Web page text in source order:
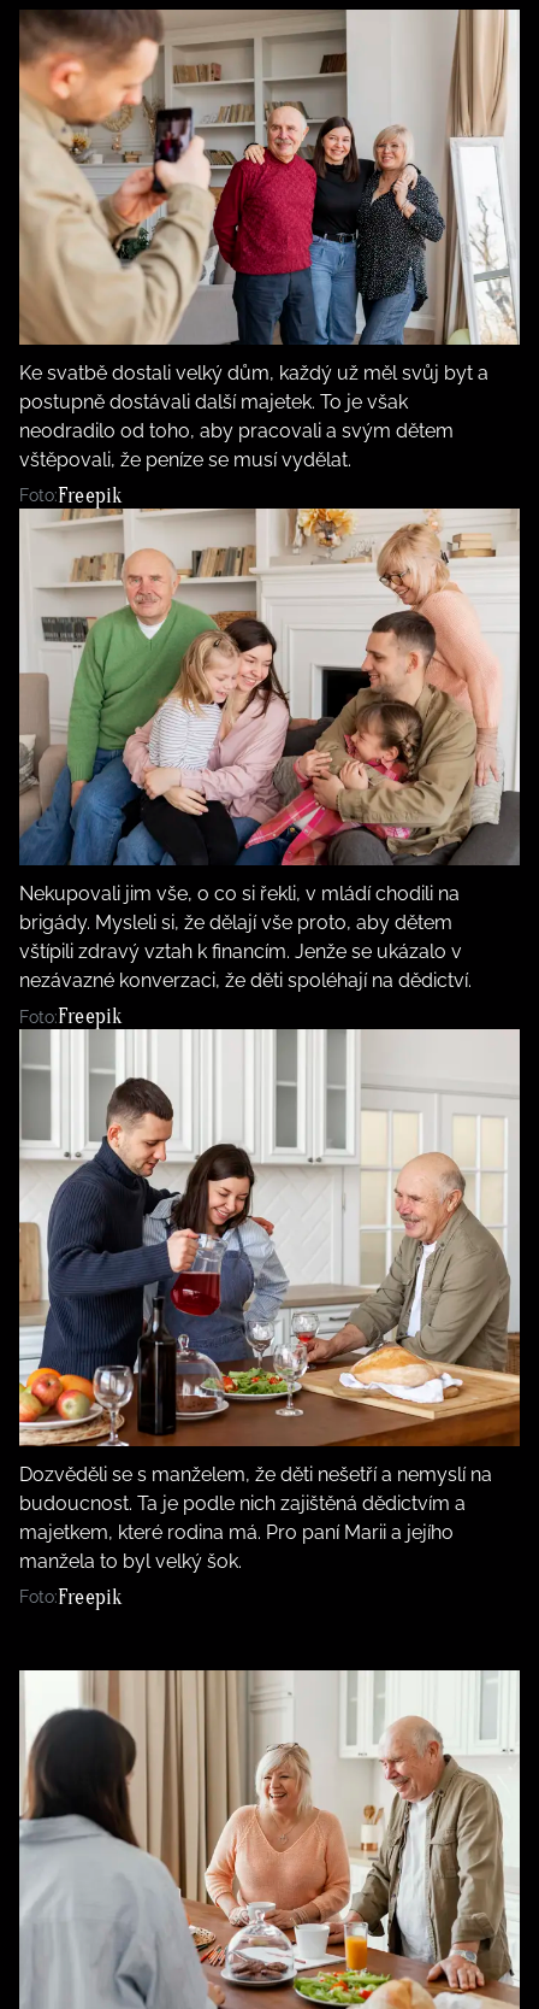
Ke svatbě dostali velký dům, každý už měl svůj byt a
postupně dostávali další majetek. To je však
neodradilo od toho, aby pracovali a svým dětem
vštěpovali, že peníze se musí vydělat.
Foto:Freepik
Nekupovali jim vše, o co si řekli, v mládí chodili na
brigády. Mysleli si, že dělají vše proto, aby dětem
vštípili zdravý vztah k financím. Jenže se ukázalo v
nezávazné konverzaci, že děti spoléhají na dědictví.
Foto:Freepik
Dozvěděli se s manželem, že děti nešetří a nemyslí na
budoucnost. Ta je podle nich zajištěná dědictvím a
majetkem, které rodina má. Pro paní Marii a jejího
manžela to byl velký šok.
Foto:Freepik